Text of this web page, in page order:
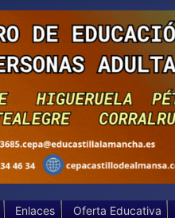
Enlaces Oferta Educativa